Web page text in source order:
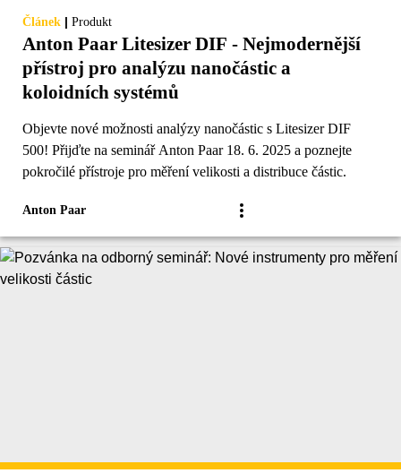
Článek | Produkt
Anton Paar Litesizer DIF - Nejmodernější
přístroj pro analýzu nanočástic a
koloidních systémů
Objevte nové možnosti analýzy nanočástic s Litesizer DIF
500! Přijďte na seminář Anton Paar 18. 6. 2025 a poznejte
pokročilé přístroje pro měření velikosti a distribuce částic.
Anton Paar